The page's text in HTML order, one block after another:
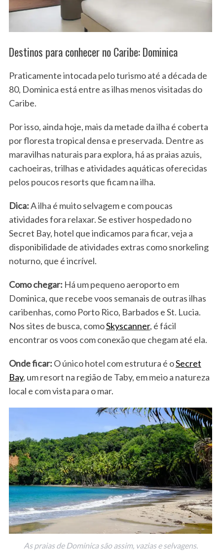
Destinos para conhecer no Caribe: Dominica
Praticamente intocada pelo turismo até a década de
80, Dominica está entre as ilhas menos visitadas do
Caribe.
Por isso, ainda hoje, mais da metade da ilha é coberta
por floresta tropical densa e preservada. Dentre as
maravilhas naturais para explora, há as praias azuis,
cachoeiras, trilhas e atividades aquáticas oferecidas
pelos poucos resorts que ficam na ilha.
Dica:A ilha é muito selvagem e com poucas
atividades fora relaxar. Se estiver hospedado no
Secret Bay, hotel que indicamos para ficar, veja a
disponibilidade de atividades extras como snorkeling
noturno, que é incrível.
Como chegar: Há um pequeno aeroporto em
Dominica, que recebe voos semanais de outras ilhas
caribenhas, como Porto Rico, Barbados e St. Lucia.
Nos sites de busca, comoSkyscanner, é fácil
encontrar os voos com conexão que chegam até ela.
Onde ficar: O único hotel com estrutura é oSecret
Bay, um resort na região de Taby, em meio a natureza
local e com vista para o mar.
As praias de Dominica são assim, vazias e selvagens.